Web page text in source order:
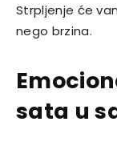
Strpljenje će
nego brzina.
sata u